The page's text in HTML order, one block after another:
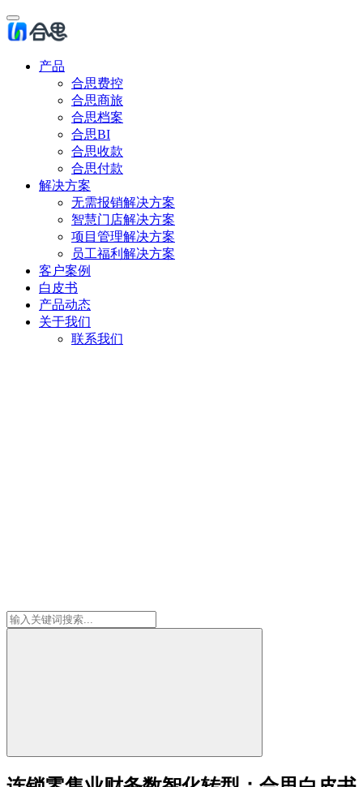
产品
合思费控
合思商旅
合思档案
合思BI
合思收款
合思付款
解决方案
无需报销解决方案
智慧门店解决方案
项目管理解决方案
员工福利解决方案
客户案例
白皮书
产品动态
关于我们
联系我们